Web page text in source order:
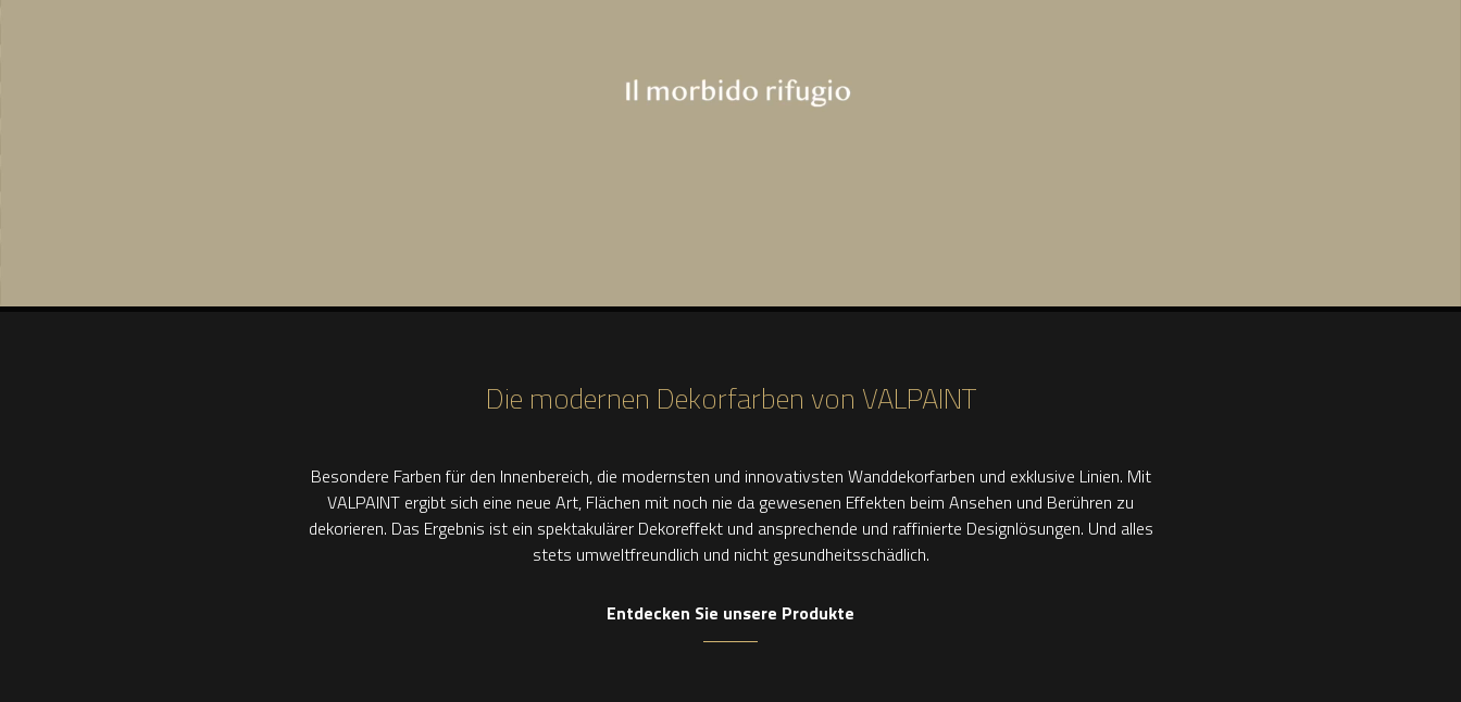
Die modernen Dekorfarben von VALPAINT
Besondere Farben für den Innenbereich, die modernsten und innovativsten Wanddekorfarben und exklusive Linien. Mit
VALPAINT ergibt sich eine neue Art, Flächen mit noch nie da gewesenen Effekten beim Ansehen und Berühren zu
dekorieren. Das Ergebnis ist ein spektakulärer Dekoreffekt und ansprechende und raffinierte Designlösungen. Und alles
stets umweltfreundlich und nicht gesundheitsschädlich.
Entdecken Sie unsere Produkte